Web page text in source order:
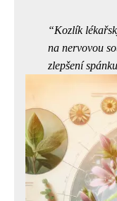
Kozlík
na nervovou
zlepšení